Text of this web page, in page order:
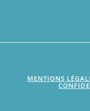
MENTIONS